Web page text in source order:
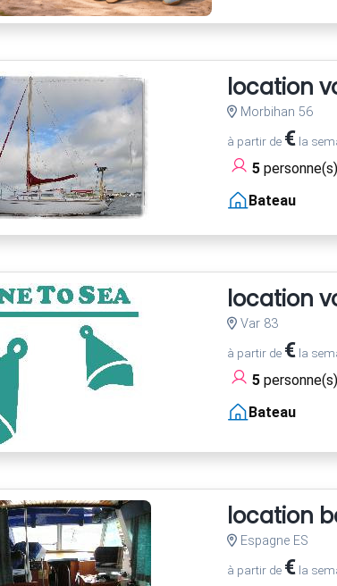
location
Morbihan 56
à partir de €la
5personne(s)
Bateau
location
Var 83
à partir de €la
5personne(s)
Bateau
location
Espagne ES
à partir de €la